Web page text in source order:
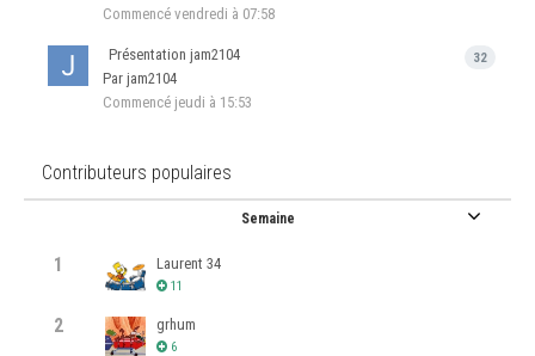
Commencé vendredi à 07:58
32
Présentation jam2104
Par jam2104
Commencé jeudi à 15:53
Contributeurs populaires
Semaine
1 Laurent 34
11
2 grhum
6